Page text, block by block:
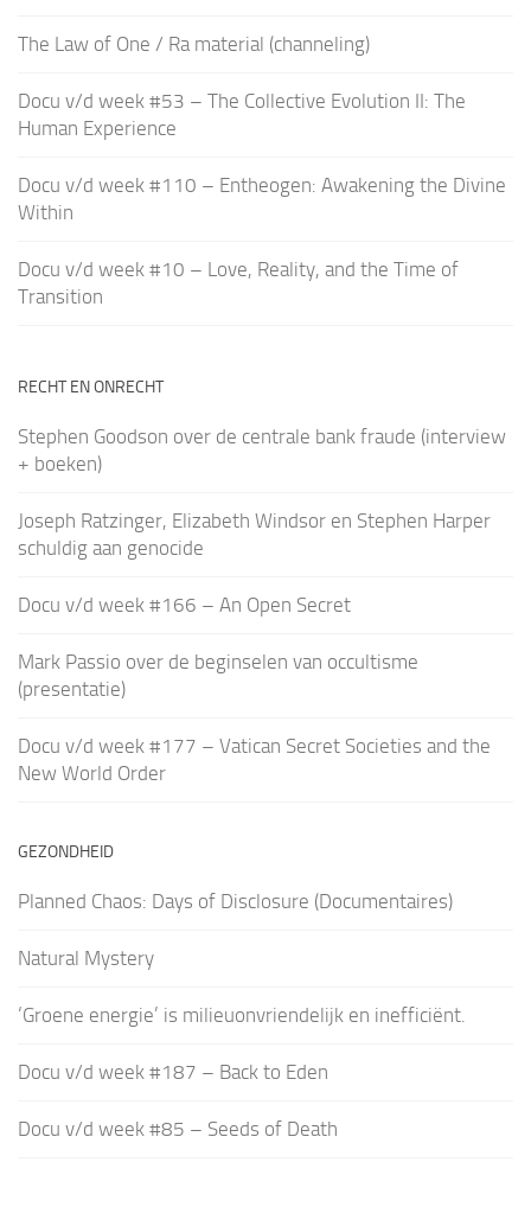
The Law of One / Ra material (channeling)
Docu v/d week #53 – The Collective Evolution II: The
Human Experience
Docu v/d week #110 – Entheogen: Awakening the Divine
Within
Docu v/d week #10 – Love, Reality, and the Time of
Transition
RECHT EN ONRECHT
Stephen Goodson over de centrale bank fraude (interview
+ boeken)
Joseph Ratzinger, Elizabeth Windsor en Stephen Harper
schuldig aan genocide
Docu v/d week #166 – An Open Secret
Mark Passio over de beginselen van occultisme
(presentatie)
Docu v/d week #177 – Vatican Secret Societies and the
New World Order
GEZONDHEID
Planned Chaos: Days of Disclosure (Documentaires)
Natural Mystery
‘Groene energie’ is milieuonvriendelijk en inefficiënt.
Docu v/d week #187 – Back to Eden
Docu v/d week #85 – Seeds of Death